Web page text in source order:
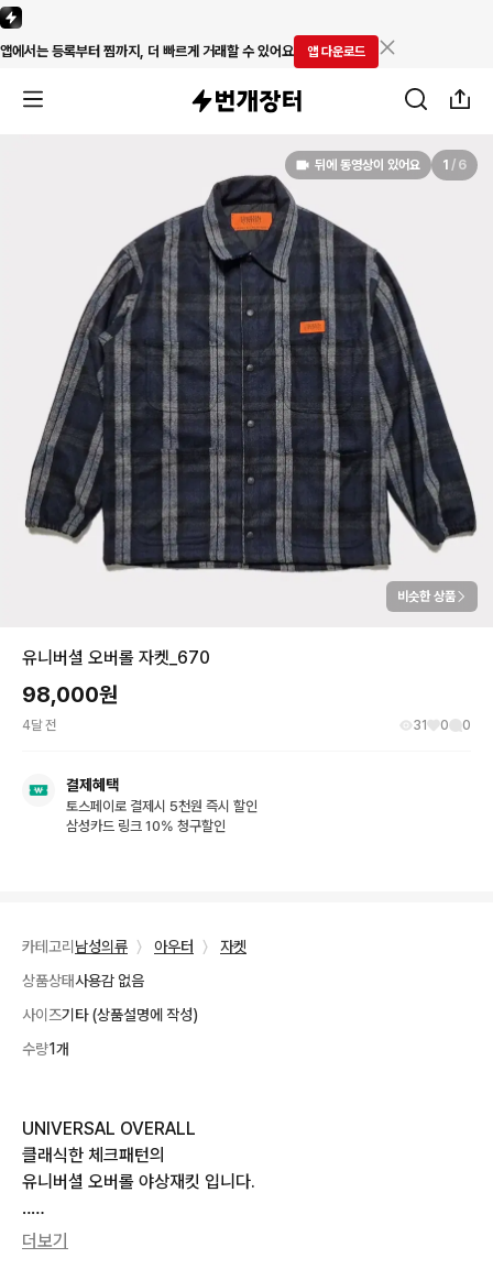
앱에서는 등록부터 찜까지, 더 빠르게 거래할 수 있어요 앱 다운로드
뒤에 동영상이 있어요 1 / 6
비슷한 상품
유니버셜 오버롤 자켓_670
98,000원
4달 전 31 0 0
결제혜택
토스페이로 결제시 5천원 즉시 할인
삼성카드 링크 10% 청구할인
카테고리 남성의류 〉 아우터 〉
자켓
상품상태사용감 없음
사이즈기타 (상품설명에 작성)
수량1개
UNIVERSAL OVERALL
클래식한 체크패턴의
유니버셜 오버롤 야상재킷 입니다.
‥
CONDITION
더보기